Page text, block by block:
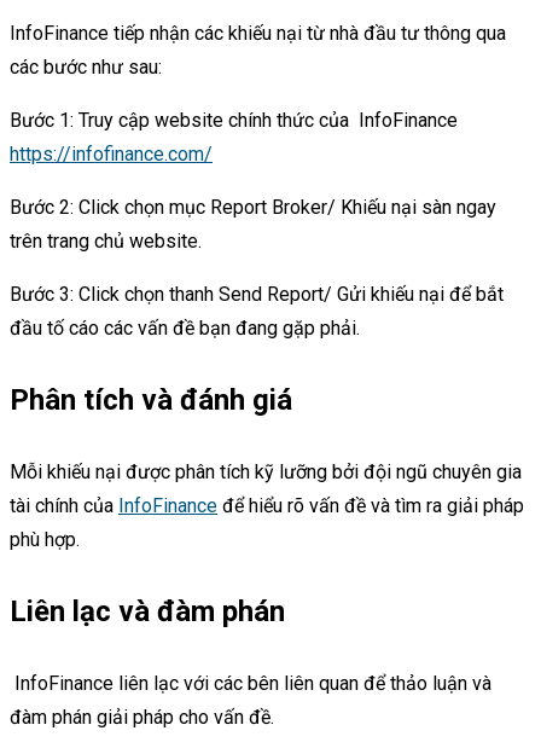
InfoFinance tiếp nhận các khiếu nại từ nhà đầu tư thông qua
các bước như sau:
Bước 1: Truy cập website chính thức của InfoFinance
https://infofinance.com/
Bước 2: Click chọn mục Report Broker/ Khiếu nại sàn ngay
trên trang chủ website.
Bước 3: Click chọn thanh Send Report/ Gửi khiếu nại để bắt
đầu tố cáo các vấn đề bạn đang gặp phải.
Phân tích và đánh giá
Mỗi khiếu nại được phân tích kỹ lưỡng bởi đội ngũ chuyên gia
tài chính của InfoFinance để hiểu rõ vấn đề và tìm ra giải pháp
phù hợp.
Liên lạc và đàm phán
InfoFinance liên lạc với các bên liên quan để thảo luận và
đàm phán giải pháp cho vấn đề.